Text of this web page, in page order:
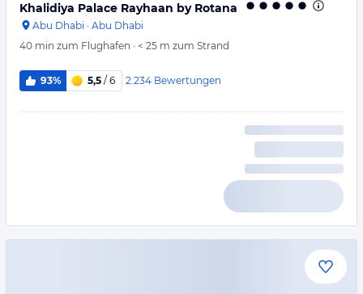
Khalidiya Palace Rayhaan by Rotana
Abu Dhabi · Abu Dhabi
40 min zum Flughafen · < 25 m zum Strand
93% 5,5 / 6 2.234 Bewertungen